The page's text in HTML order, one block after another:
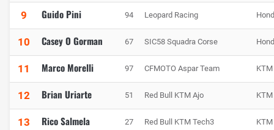
9 Guido Pini 94 Leopard Racing
10 Casey O Gorman 67 SIC58 Squadra Corse
11 Marco Morelli 97 CFMOTO Aspar Team KTM
12 Brian Uriarte 51 Red Bull KTM Ajo KTM
13 Rico Salmela 27 Red Bull KTM Tech3 KTM